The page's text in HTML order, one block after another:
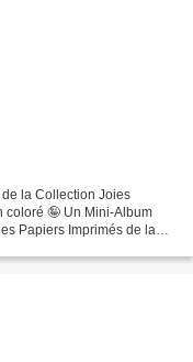
la Collection Joies
coloré 🤪 Un Mini-Album
Papiers Imprimés de la